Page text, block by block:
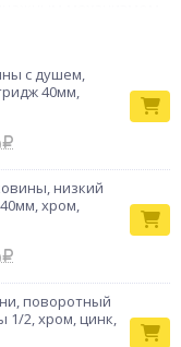
рычаг
Насадка-душ
струй
Форсунки не требуют
смотреться в
с душем,
40мм,
низкий
хром,
поворотный
1/2, хром, цинк,